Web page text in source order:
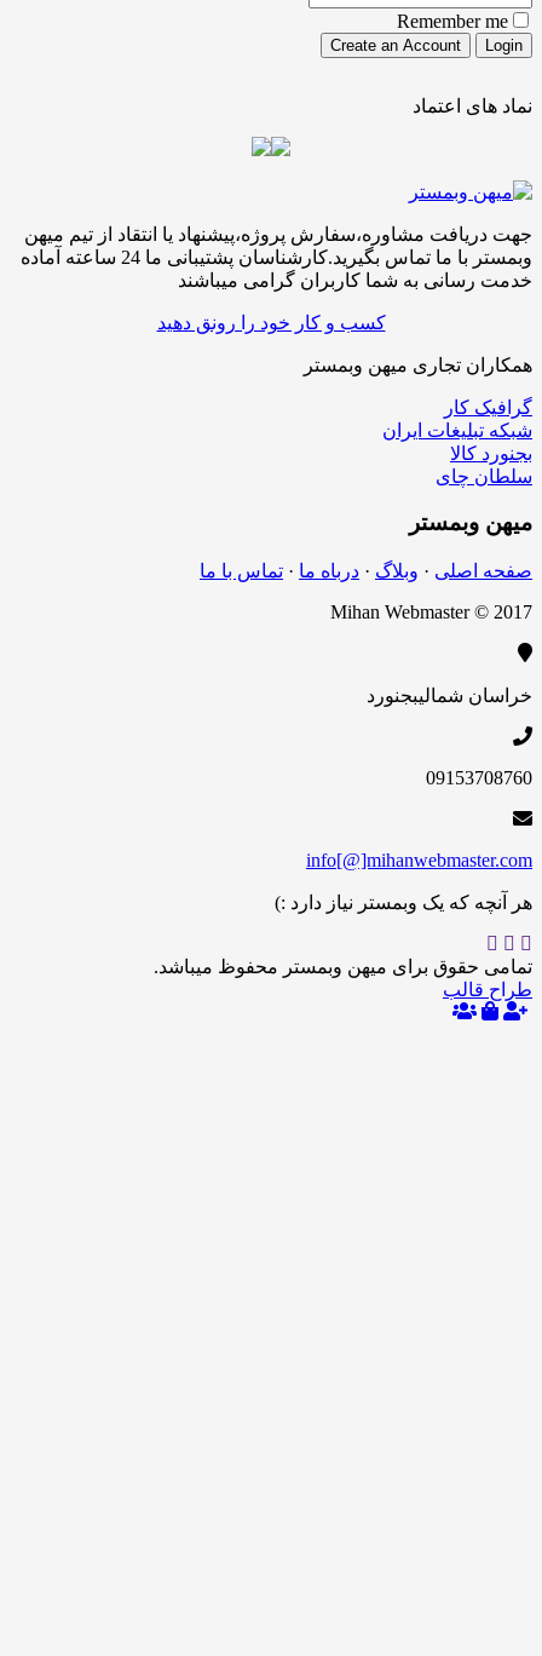
اعتماد
مشاوره،سفارش پروژه،پیشنهاد یا انتقاد از تیم میهن
وبمستر با ما تماس بگیرید.کارشناسان پشتیبانی ما 24 ساعته آماده
به شما کاربران گرامی میباشند
کسب و کار خود را رونق دهید
تجاری میهن وبمستر
ایران
چای
وبمستر
· وبلاگ · درباه ما · تماس با ما
Mihan Webmaster
شمالیبجنورد
که یک وبمستر نیاز دارد :)
برای میهن وبمستر محفوظ میباشد.